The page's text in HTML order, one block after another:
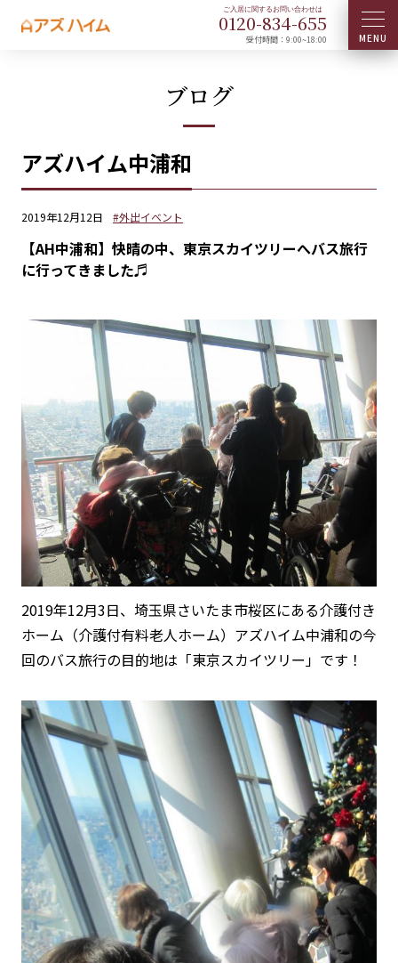
0120-834-655
受付時間：9:00~18:00
ブログ
アズハイム中浦和
2019年12月12日 #外出イベント
【AH中浦和】快晴の中、東京スカイツリーへバス旅行
に行ってきました♬
2019年12月3日、埼玉県さいたま市桜区にある介護付き
ホーム（介護付有料老人ホーム）アズハイム中浦和の今
回のバス旅行の目的地は「東京スカイツリー」です！